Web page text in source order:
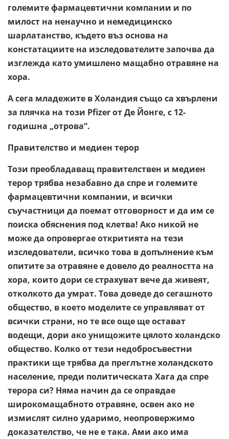
големите фармацевтични компании и по
милост на ненаучно и немедицинско
шарлатанство, където въз основа на
констатациите на изследователите започва да
изглежда като умишлено мащабно отравяне на
хора.
А сега младежите в Холандия също са хвърлени
за плячка на този Pfizer от Де Йонге, с 12-
годишна „отрова“.
Правителство и медиен терор
Този преобладаващ правителствен и медиен
терор трябва незабавно да спре и големите
фармацевтични компании, и всички
съучастници да поемат отговорност и да им се
поиска обяснения под клетва! Ако никой не
може да опровергае откритията на тези
изследователи, всичко това в допълнение към
опитите за отравяне е довело до реалността на
хора, които дори се страхуват вече да живеят,
отколкото да умрат. Това доведе до сегашното
общество, в което моделите се управляват от
всички страни, но те все още ще остават
водещи, дори ако унищожите цялото холандско
общество. Колко от тези недобросъвестни
практики ще трябва да преглътне холандското
население, преди политическата Хага да спре
терора си? Няма начин да се оправдае
широкомащабното отравяне, освен ако не
измислят силно ударимо, неопровержимо
доказателство, че не е така. Ами ако има